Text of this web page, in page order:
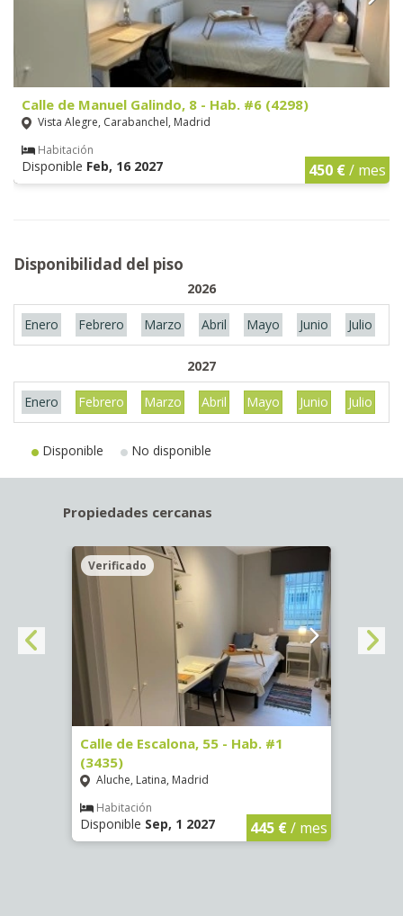
Calle de Manuel Galindo, 8 - Hab. #6 (4298)
Vista Alegre, Carabanchel, Madrid
Habitación
Disponible Feb, 16 2027 450 €/ mes
Disponibilidad del piso
2026
Enero Febrero Marzo Abril Mayo Junio Julio
2027
Enero Febrero Marzo Abril Mayo Junio Julio
Disponible No disponible
Propiedades cercanas
Verificado
Calle de Escalona, 55 - Hab. #1
(3435)
Aluche, Latina, Madrid
Habitación
Disponible Sep, 1 2027 445 €/ mes